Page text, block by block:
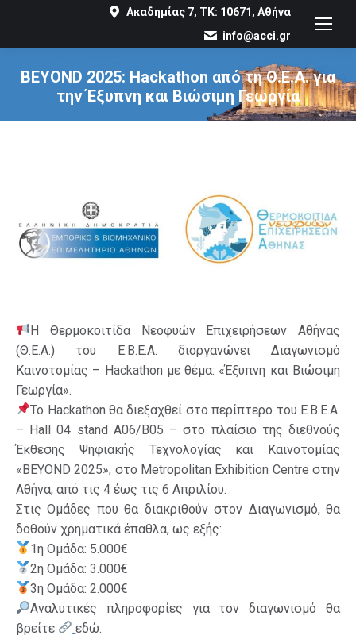
Ακαδημίας 7, ΤΚ: 10671, Αθήνα
info@acci.gr
BEYOND 2025: Hackathon από τη Θ.Ε.Α. για
την Έξυπνη και Βιώσιμη Γεωργία
You are here:
Η Θερμοκοιτίδα Νεοφυών Επιχειρήσεων Αθήνας
(Θ.Ε.Α.) του Ε.Β.Ε.Α. διοργανώνει Διαγωνισμό
Καινοτομίας – Hackathon με θέμα: «Έξυπνη και Βιώσιμη
Γεωργία».
Το Hackathon θα διεξαχθεί στο περίπτερο του Ε.Β.Ε.Α.
– Hall 04 stand Α06/Β05 – στο πλαίσιο της διεθνούς
Έκθεσης Ψηφιακής Τεχνολογίας και Καινοτομίας
«BEYOND 2025», στο Metropolitan Exhibition Centre στην
Αθήνα, από τις 4 έως τις 6 Απριλίου.
Στις Ομάδες που θα διακριθούν στον Διαγωνισμό, θα
δοθούν χρηματικά έπαθλα, ως εξής:
1η Ομάδα: 5.000€
2η Ομάδα: 3.000€
3η Ομάδα: 2.000€
Αναλυτικές πληροφορίες για τον διαγωνισμό θα
βρείτε
εδώ.